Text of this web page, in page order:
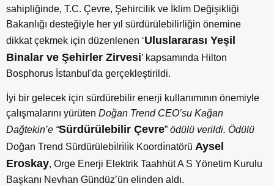
sahipliğinde, T.C. Çevre, Şehircilik ve İklim Değişikliği
Bakanlığı desteğiyle her yıl sürdürülebilirliğin önemine
dikkat çekmek için düzenlenen ‘Uluslararası Yeşil
Binalar ve Şehirler Zirvesi’ kapsamında Hilton
Bosphorus İstanbul'da gerçekleştirildi.
İyi bir gelecek için sürdürebilir enerji kullanımının önemiyle
çalışmalarını yürüten Doğan Trend CEO’su Kağan
Dağtekin’e “Sürdürülebilir Çevre” ödülü verildi. Ödülü
Doğan Trend Sürdürülebı̇lrı̇lı̇k Koordı̇natörü Aysel
Eroskay, Orge Enerji Elektrik Taahhüt A S Yönetim Kurulu
Başkanı Nevhan Gündüz’ün elinden aldı.